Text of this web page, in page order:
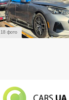
18 фото